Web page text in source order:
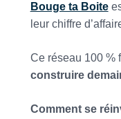
Bouge ta Boite
leur chiffre
Ce réseau 100 %
construire
Comment se